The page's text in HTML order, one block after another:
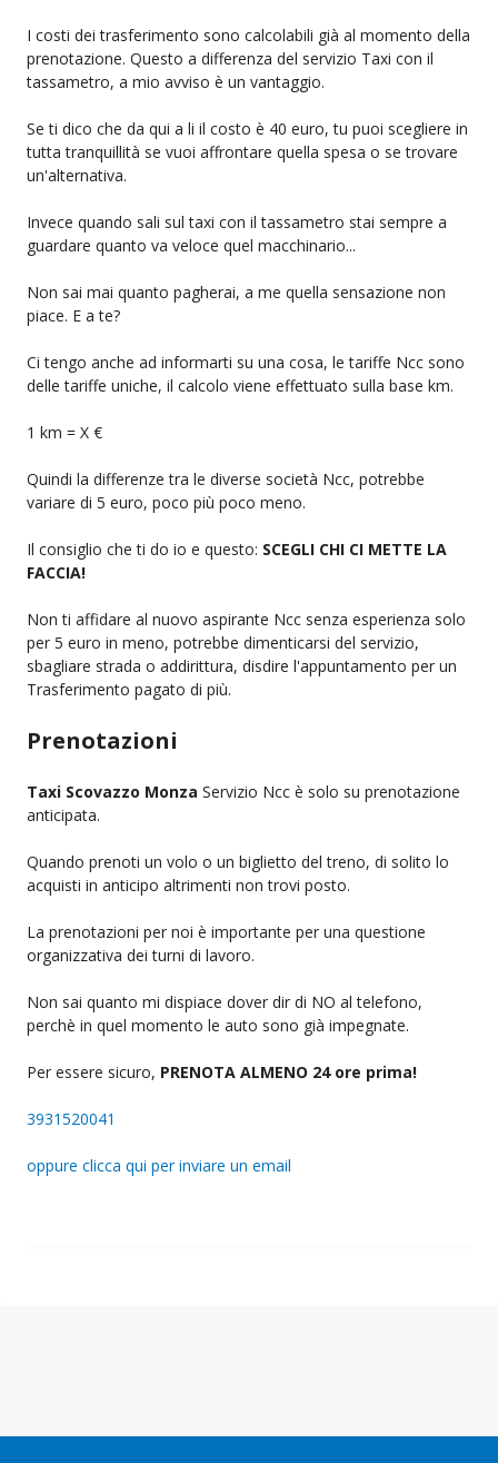
I costi dei trasferimento sono calcolabili già al momento della
prenotazione. Questo a differenza del servizio Taxi con il
tassametro, a mio avviso è un vantaggio.
Se ti dico che da qui a li il costo è 40 euro, tu puoi scegliere in
tutta tranquillità se vuoi affrontare quella spesa o se trovare
un'alternativa.
Invece quando sali sul taxi con il tassametro stai sempre a
guardare quanto va veloce quel macchinario...
Non sai mai quanto pagherai, a me quella sensazione non
piace. E a te?
Ci tengo anche ad informarti su una cosa, le tariffe Ncc sono
delle tariffe uniche, il calcolo viene effettuato sulla base km.
1 km = X €
Quindi la differenze tra le diverse società Ncc, potrebbe
variare di 5 euro, poco più poco meno.
Il consiglio che ti do io e questo: SCEGLI CHI CI METTE LA
FACCIA!
Non ti affidare al nuovo aspirante Ncc senza esperienza solo
per 5 euro in meno, potrebbe dimenticarsi del servizio,
sbagliare strada o addirittura, disdire l'appuntamento per un
Trasferimento pagato di più.
Prenotazioni
Taxi Scovazzo Monza Servizio Ncc è solo su prenotazione
anticipata.
Quando prenoti un volo o un biglietto del treno, di solito lo
acquisti in anticipo altrimenti non trovi posto.
La prenotazioni per noi è importante per una questione
organizzativa dei turni di lavoro.
Non sai quanto mi dispiace dover dir di NO al telefono,
perchè in quel momento le auto sono già impegnate.
Per essere sicuro, PRENOTA ALMENO 24 ore prima!
3931520041
oppure clicca qui per inviare un email